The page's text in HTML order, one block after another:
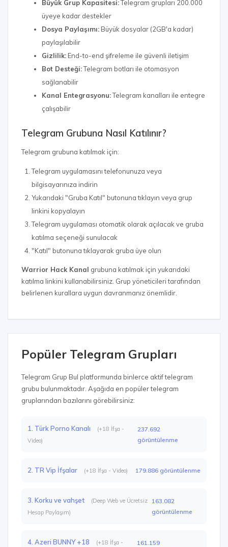
Büyük Grup Kapasitesi:Telegram grupları 200.000
üyeye kadar destekler
Dosya Paylaşımı: Büyük dosyalar (2GB'a kadar)
paylaşılabilir
Gizlilik: End-to-end şifreleme ile güvenli iletişim
Bot Desteği:Telegram botları ile otomasyon
sağlanabilir
Kanal Entegrasyonu:Telegram kanalları ile entegre
çalışabilir
Telegram Grubuna Nasıl Katılınır?
Telegram grubuna katılmak için:
Telegram uygulamasını telefonunuza veya
bilgisayarınıza indirin
Yukarıdaki "Gruba Katıl" butonuna tıklayın veya grup
linkini kopyalayın
Telegram uygulaması otomatik olarak açılacak ve gruba
katılma seçeneği sunulacak
"Katıl" butonuna tıklayarak gruba üye olun
Warrior Hack Kanal grubuna katılmak için yukarıdaki
katılma linkini kullanabilirsiniz. Grup yöneticileri tarafından
belirlenen kurallara uygun davranmanız önemlidir.
Popüler Telegram Grupları
Telegram Grup Bul platformunda binlerce aktif telegram
grubu bulunmaktadır. Aşağıda en popüler telegram
gruplarından bazılarını görebilirsiniz:
1. Türk Porno Kanalı
(+18 İfşa -
Video)
237.692
görüntülenme
2. TR Vip İfşalar (+18 İfşa - Video) 179.886 görüntülenme
3. Korku ve vahşet
(Deep Web ve Ücretsiz
Hesap Paylaşım)
163.082
görüntülenme
4. Azeri BUNNY +18
(+18 İfşa -
161.159